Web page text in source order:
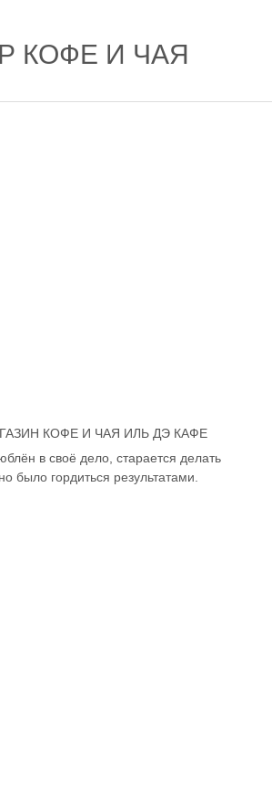
КОФЕ И ЧАЯ
КОФЕ И ЧАЯ ИЛЬ ДЭ КАФЕ
в своё дело, старается делать
было гордиться результатами.